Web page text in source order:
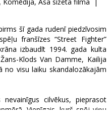
šī gada rudenī piedzīvosim
franšīzes “Street Fighter”
izbaudīt 1994. gada kulta
Klods Van Damme, Kailija
no visu laiku skandalozākajām
cilvēkus, pieprasot
Vienīgais, kurš spēj viņu
Gails, kuram uzticēta